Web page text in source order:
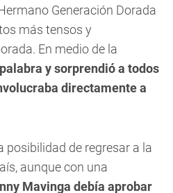
Generación Dorada
más tensos y
En medio de la
y sorprendió a todos
directamente a
posibilidad de regresar a la
aunque con una
Mavinga debía aprobar